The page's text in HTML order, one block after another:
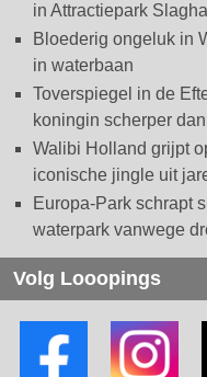
in Attractiepark
Bloederig ongeluk in
in waterbaan
Toverspiegel in de
koningin scherper
Walibi Holland grijpt
iconische jingle uit
Europa-Park schrapt
waterpark vanwege
Volg Looopings